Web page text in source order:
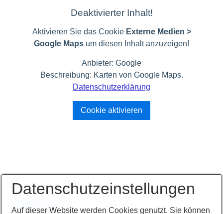
Deaktivierter Inhalt!
Aktivieren Sie das Cookie Externe Medien >
Google Maps um diesen Inhalt anzuzeigen!
Anbieter: Google
Beschreibung: Karten von Google Maps.
Datenschutzerklärung
Cookie aktivieren
Datenschutzeinstellungen
Auf dieser Website werden Cookies genutzt. Sie können